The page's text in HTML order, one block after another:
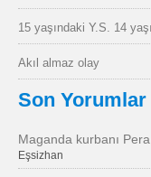
15 yaşındaki Y.S. 14
Akıl almaz olay
Son Yorumlar
Maganda kurbanı
Eşsizhan